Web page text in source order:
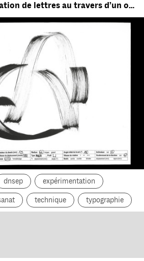
Expérimenter la création de lettres au travers d’un outil numérique : le pen plotter
dnsep expérimentation
technique typographie